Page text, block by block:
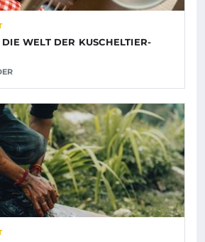
WELT DER KUSCHELTIER-